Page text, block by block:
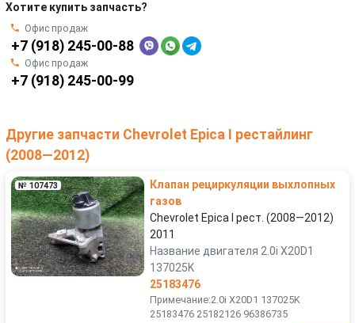
Хотите купить запчасть?
Офис продаж
+7 (918) 245-00-88
Офис продаж
+7 (918) 245-00-99
Другие запчасти Chevrolet Epica I рестайлинг
(2008—2012)
№ 107473
Клапан рециркуляции выхлопных
газов
Chevrolet Epica I рест. (2008—2012)
2011
Название двигателя 2.0i X20D1
137025K
25183476
Примечание:2.0i X20D1 137025K
25183476 25182126 96386735